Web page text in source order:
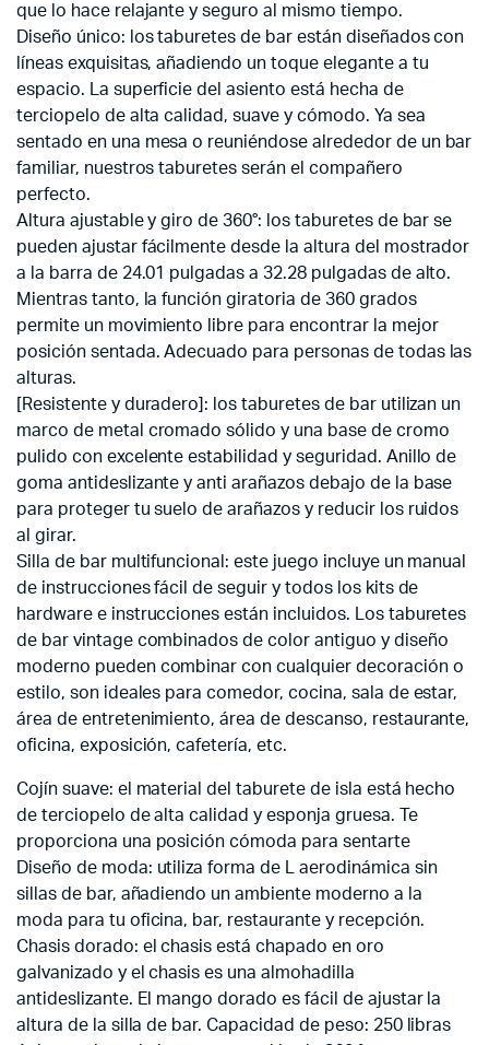
que lo hace relajante y seguro al mismo tiempo.
Diseño único: los taburetes de bar están diseñados con
líneas exquisitas, añadiendo un toque elegante a tu
espacio. La superficie del asiento está hecha de
terciopelo de alta calidad, suave y cómodo. Ya sea
sentado en una mesa o reuniéndose alrededor de un bar
familiar, nuestros taburetes serán el compañero
perfecto.
Altura ajustable y giro de 360°: los taburetes de bar se
pueden ajustar fácilmente desde la altura del mostrador
a la barra de 24.01 pulgadas a 32.28 pulgadas de alto.
Mientras tanto, la función giratoria de 360 grados
permite un movimiento libre para encontrar la mejor
posición sentada. Adecuado para personas de todas las
alturas.
[Resistente y duradero]: los taburetes de bar utilizan un
marco de metal cromado sólido y una base de cromo
pulido con excelente estabilidad y seguridad. Anillo de
goma antideslizante y anti arañazos debajo de la base
para proteger tu suelo de arañazos y reducir los ruidos
al girar.
Silla de bar multifuncional: este juego incluye un manual
de instrucciones fácil de seguir y todos los kits de
hardware e instrucciones están incluidos. Los taburetes
de bar vintage combinados de color antiguo y diseño
moderno pueden combinar con cualquier decoración o
estilo, son ideales para comedor, cocina, sala de estar,
área de entretenimiento, área de descanso, restaurante,
oficina, exposición, cafetería, etc.
Cojín suave: el material del taburete de isla está hecho
de terciopelo de alta calidad y esponja gruesa. Te
proporciona una posición cómoda para sentarte
Diseño de moda: utiliza forma de L aerodinámica sin
sillas de bar, añadiendo un ambiente moderno a la
moda para tu oficina, bar, restaurante y recepción.
Chasis dorado: el chasis está chapado en oro
galvanizado y el chasis es una almohadilla
antideslizante. El mango dorado es fácil de ajustar la
altura de la silla de bar. Capacidad de peso: 250 libras